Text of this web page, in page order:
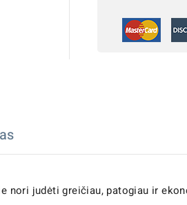
judėti greičiau, patogiau ir